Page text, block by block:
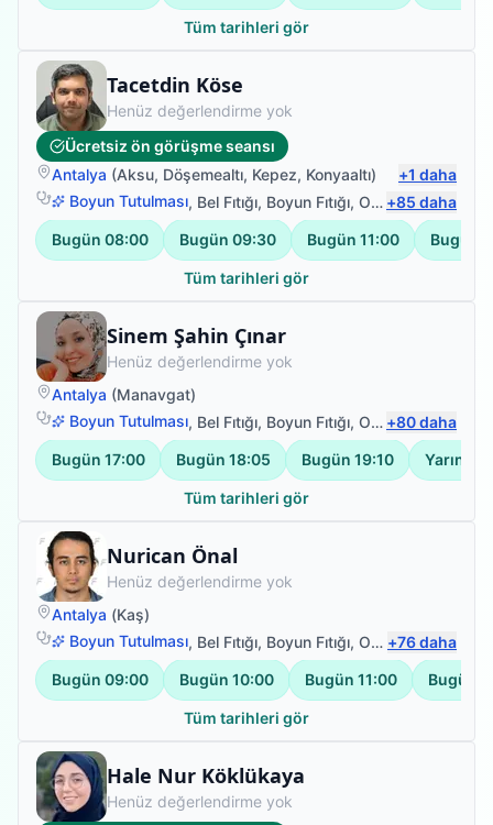
Tüm tarihleri gör
Tacetdin Köse
Fizyoterapist
Henüz değerlendirme yok
Ücretsiz ön görüşme seansı
Antalya (Aksu, Döşemealtı, Kepez, Konyaaltı) +1 daha
Boyun Tutulması, Bel Fıtığı, Boyun Fıtığı, Omuz Bağ Yaralanması +85 daha
Bugün 08:00 Bugün 09:30 Bugün 11:00 Bugün
Tüm tarihleri gör
Sinem Şahin Çınar
Fizyoterapist
Henüz değerlendirme yok
Antalya (Manavgat)
Boyun Tutulması, Bel Fıtığı, Boyun Fıtığı, Omuz Bağ Yaralanması +80daha
Bugün 17:00 Bugün 18:05 Bugün 19:10 Yarın
Tüm tarihleri gör
Nurican Önal
Fizyoterapist
Henüz değerlendirme yok
Antalya (Kaş)
Boyun Tutulması, Bel Fıtığı, Boyun Fıtığı, Omuz Bağ Yaralanması +76daha
Bugün 09:00 Bugün 10:00 Bugün 11:00 Bugün
Tüm tarihleri gör
Hale Nur Köklükaya
Fizyoterapist
Henüz değerlendirme yok